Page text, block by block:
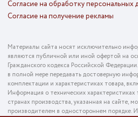
Согласие на обработку персональных
Согласие на получение рекламы
Материалы сайта носят исключительно
являются публичной или иной офертой на
Гражданского кодекса Российской
в полной мере передавать достоверную
комплектации и характеристиках товара,
Информация о технических характеристиках
странах производства, указанная на сайте,
производителем в одностороннем порядке.